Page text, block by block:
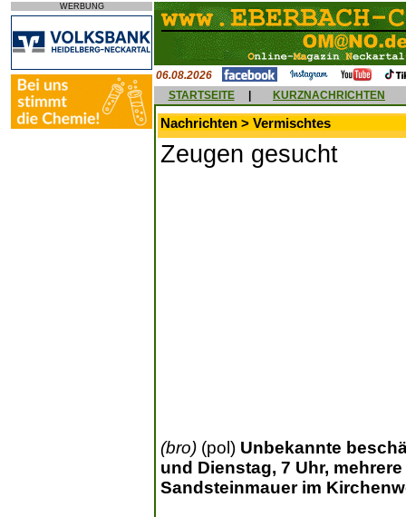
WERBUNG
06.08.2026
STARTSEITE
KURZNACHRICHTEN
Nachrichten > Vermischtes
Zeugen gesucht
(bro) (pol) Unbekannte
und Dienstag, 7 Uhr,
Sandsteinmauer im